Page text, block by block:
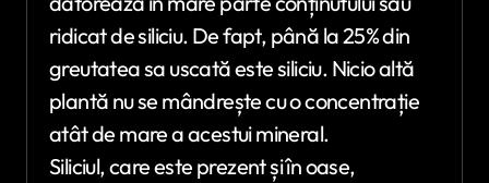
ridicat de siliciu. De fapt, până la 25% din
greutatea sa uscată este siliciu. Nicio altă
plantă nu se mândrește cu o concentrație
atât de mare a acestui mineral.
Siliciul, care este prezent și în oase,